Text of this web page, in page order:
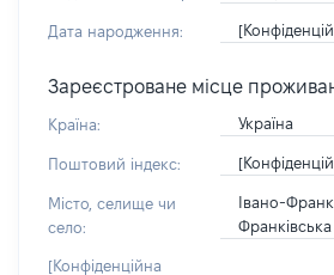
Дата народження:
Зареєстроване місце
Країна: Україна
Поштовий індекс:
Місто, селище чи
село:
Івано-
[Конфіденційна